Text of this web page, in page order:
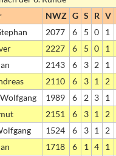
NWZ G S R V
2077 6 5 0 1
2227 6 5 0 1
2143 6 3 2 1
2110 6 3 1 2
1989 6 2 3 1
2151 6 3 1 2
1524 6 3 1 2
1718 6 1 4 1